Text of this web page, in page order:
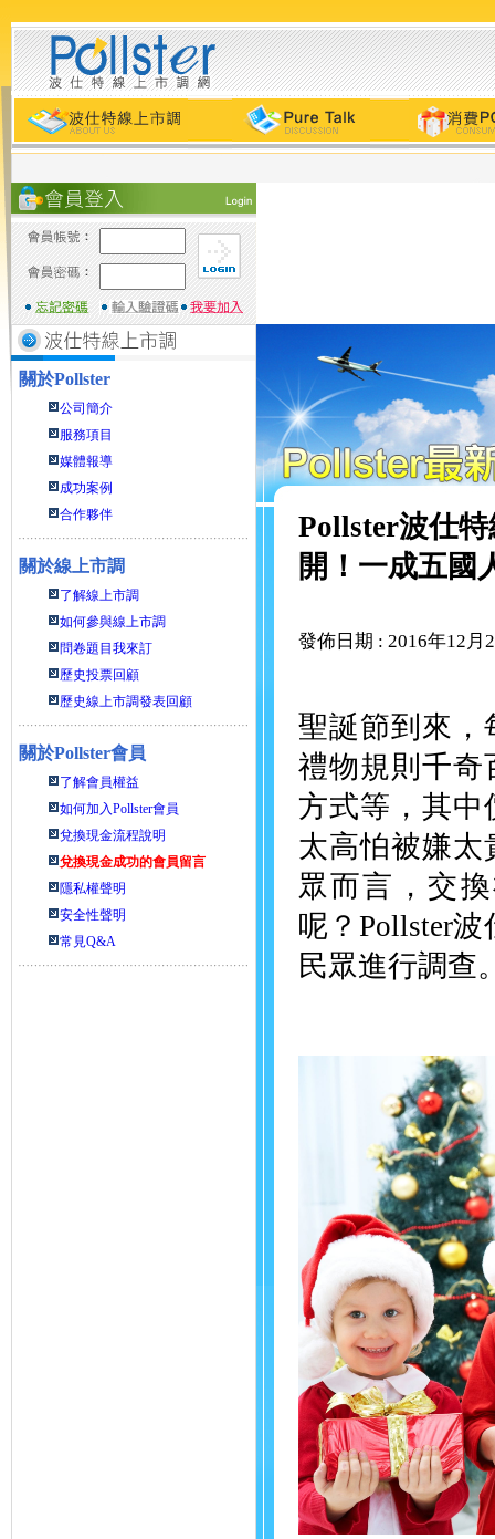
關於Pollster
公司簡介
服務項目
媒體報導
成功案例
合作夥伴
關於線上市調
了解線上市調
如何參與線上市調
問卷題目我來訂
歷史投票回顧
歷史線上市調發表回顧
關於Pollster會員
了解會員權益
如何加入Pollster會員
兌換現金流程說明
兌換現金成功的會員留言
隱私權聲明
安全性聲明
常見Q&A
Pollster波仕
開！一成五國
發佈日期 : 2016年12月
聖誕節到來，
禮物規則千奇
方式等，其中
太高怕被嫌
眾而言，交
呢？Pollster
民眾進行調查